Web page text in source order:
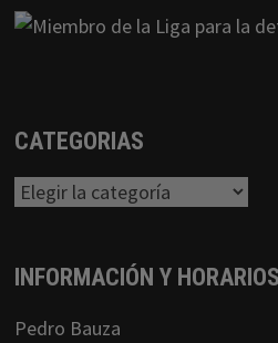
CATEGORIAS
Categorias
INFORMACIÓN Y
Pedro Bauza